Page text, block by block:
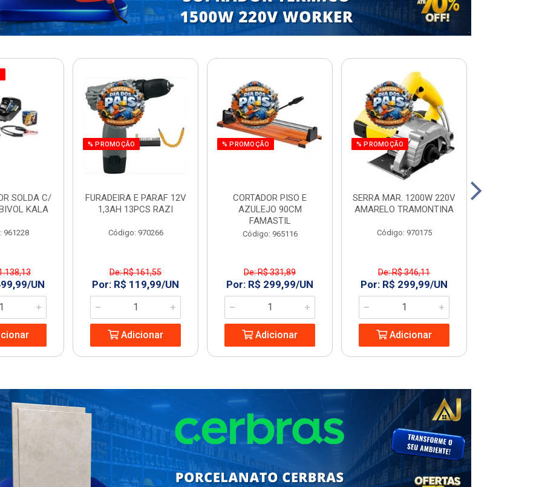
SOLDA C/
KALA
961228
UN
% PROMOÇÃO
FURADEIRA E PARAF 12V
1,3AH 13PCS RAZI
Código: 970266
De: R$ 161,55
Por: R$ 119,99/UN
Adicionar
% PROMOÇÃO
CORTADOR PISO E
AZULEJO 90CM
FAMASTIL
Código: 965116
De: R$ 331,89
Por: R$ 299,99/UN
Adicionar
% PROMOÇÃO
SERRA MAR. 1200W 220V
AMARELO TRAMONTINA
Código: 970175
De: R$ 346,11
Por: R$ 299,99/UN
Adicionar